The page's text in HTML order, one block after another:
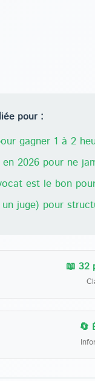
pour :
gagner 1 à 2
2026 pour ne
est le bon
juge) pour
📖 32
🔄